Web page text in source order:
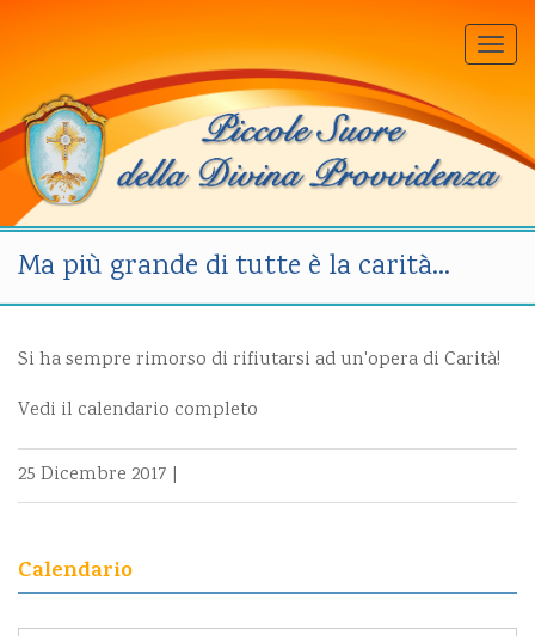
Ma più grande di tutte è la carità…
Si ha sempre rimorso di rifiutarsi ad un'opera di Carità!
Vedi il calendario completo
25 Dicembre 2017 |
Calendario